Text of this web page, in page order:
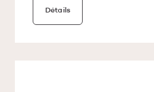
Détails